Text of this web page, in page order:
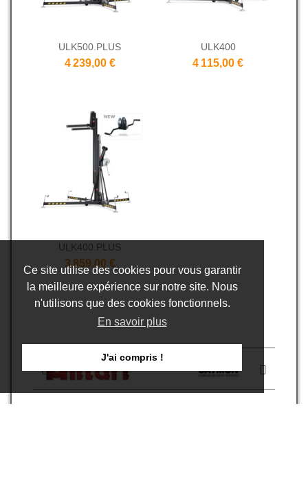
Ce site utilise des cookies pour vous garantir
la meilleure expérience sur notre site. Nous
n'utilisons que des cookies fonctionnels.
En savoir plus
J'ai compris !
ULK500.PLUS
4 239,00 €
ULK400
4 115,00 €
ULK400.PLUS
3 859,00 €